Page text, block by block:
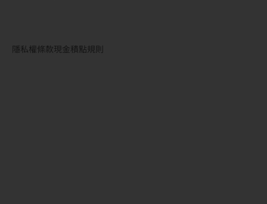
隱私權條款現金積點規則